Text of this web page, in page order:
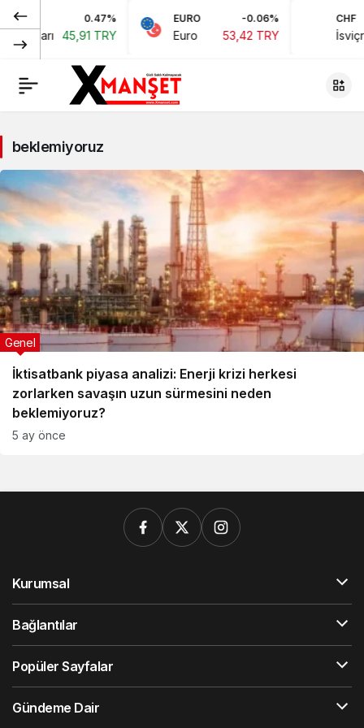
0.47%
Doları 45,91 TRY
EURO -0.06%
Euro 53,42 TRY
CHF
beklemiyoruz
İktisatbank piyasa analizi: Enerji krizi herkesi
zorlarken savaşın uzun sürmesini neden
beklemiyoruz?
Genel
5 ay önce
Kurumsal
Bağlantılar
Popüler Sayfalar
Gündeme Dair